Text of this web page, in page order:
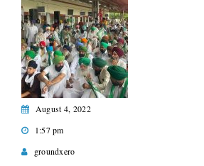
August 4, 2022
1:57 pm
groundxero